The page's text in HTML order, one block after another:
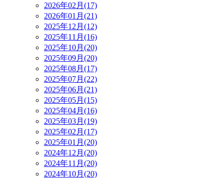
2026年02月(17)
2026年01月(21)
2025年12月(12)
2025年11月(16)
2025年10月(20)
2025年09月(20)
2025年08月(17)
2025年07月(22)
2025年06月(21)
2025年05月(15)
2025年04月(16)
2025年03月(19)
2025年02月(17)
2025年01月(20)
2024年12月(20)
2024年11月(20)
2024年10月(20)